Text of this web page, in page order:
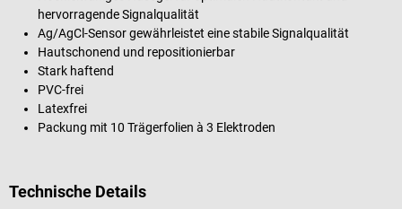
hervorragende Signalqualität
Ag/AgCl-Sensor gewährleistet eine stabile Signalqualität
Hautschonend und repositionierbar
Stark haftend
PVC-frei
Latexfrei
Packung mit 10 Trägerfolien à 3 Elektroden
Technische Details